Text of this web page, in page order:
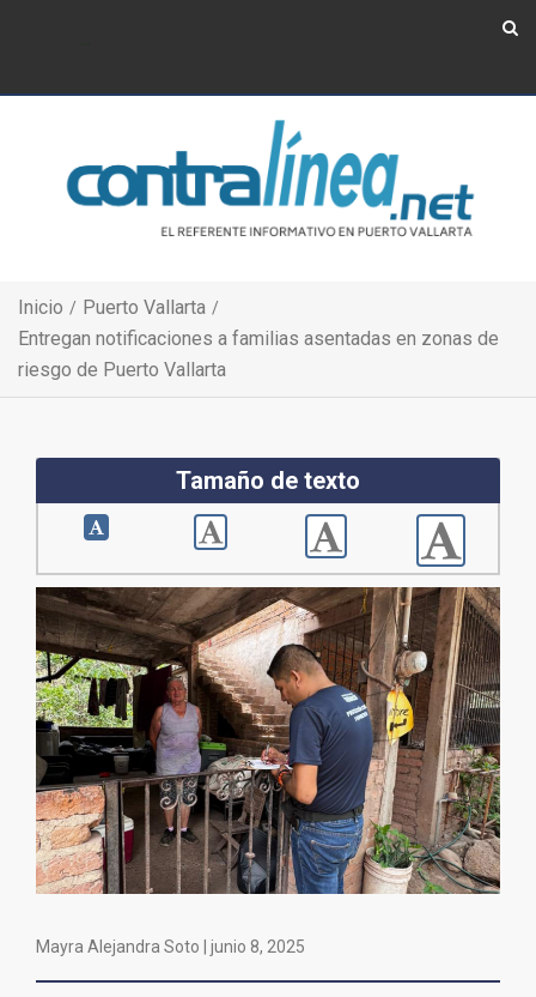
Inicio
Puerto Vallarta
Entregan notificaciones a familias asentadas en zonas de
riesgo de Puerto Vallarta
Tamaño de texto
Mayra Alejandra Soto | junio 8, 2025